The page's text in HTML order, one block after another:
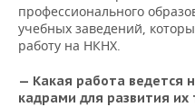
профессионального
учебных заведений,
работу на НКНХ.
— Какая работа ведется
кадрами для развития их